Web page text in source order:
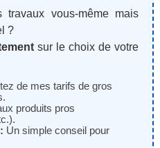
vous-même mais
?
sur le choix de votre
de mes tarifs de gros
produits pros
Un simple conseil pour